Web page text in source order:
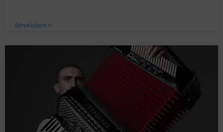
Bővebben »